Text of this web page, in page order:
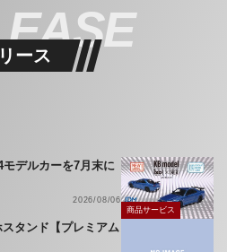
ース
デルカーを7月末に
2026/08/06
商品サービス
タンド【プレミアム